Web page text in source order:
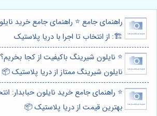
راهنمای جامع ⭐️ راهنمای جامع خرید
🏗️: از انتخاب تا اجرا با دریا پلاستیک
⭐️ نایلون شیرینگ باکیفیت از کجا
نایلون شیرینگ ممتاز از دریا پلاستیک 📦
⭐️ راهنمای جامع خرید نایلون حبابدار:
بهترین قیمت از دریا پلاستیک 📦